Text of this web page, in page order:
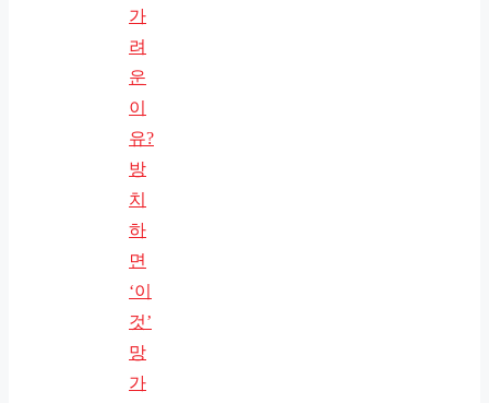
가
려
운
이
유?
방
치
하
면
‘이
것’
망
가